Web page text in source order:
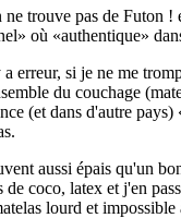
trouve pas de Futon !
où «authentique»
erreur, si je ne me
du couchage
(et dans d'autre pays)
aussi épais qu'un
de coco, latex et j'en
lourd et